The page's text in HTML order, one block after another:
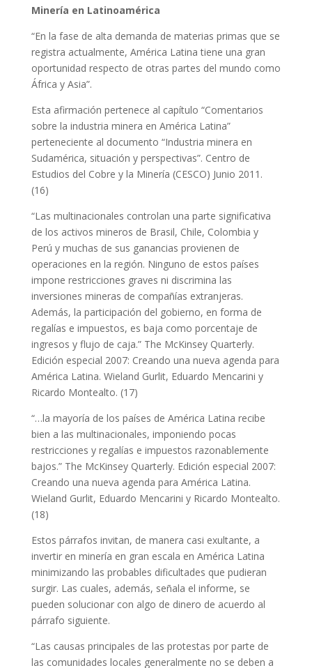
Minería en Latinoamérica
“En la fase de alta demanda de materias primas que se
registra actualmente, América Latina tiene una gran
oportunidad respecto de otras partes del mundo como
África y Asia”.
Esta afirmación pertenece al capítulo “Comentarios
sobre la industria minera en América Latina”
perteneciente al documento “Industria minera en
Sudamérica, situación y perspectivas”. Centro de
Estudios del Cobre y la Minería (CESCO) Junio 2011.
(16)
“Las multinacionales controlan una parte significativa
de los activos mineros de Brasil, Chile, Colombia y
Perú y muchas de sus ganancias provienen de
operaciones en la región. Ninguno de estos países
impone restricciones graves ni discrimina las
inversiones mineras de compañías extranjeras.
Además, la participación del gobierno, en forma de
regalías e impuestos, es baja como porcentaje de
ingresos y flujo de caja.” The McKinsey Quarterly.
Edición especial 2007: Creando una nueva agenda para
América Latina. Wieland Gurlit, Eduardo Mencarini y
Ricardo Montealto. (17)
“…la mayoría de los países de América Latina recibe
bien a las multinacionales, imponiendo pocas
restricciones y regalías e impuestos razonablemente
bajos.” The McKinsey Quarterly. Edición especial 2007:
Creando una nueva agenda para América Latina.
Wieland Gurlit, Eduardo Mencarini y Ricardo Montealto.
(18)
Estos párrafos invitan, de manera casi exultante, a
invertir en minería en gran escala en América Latina
minimizando las probables dificultades que pudieran
surgir. Las cuales, además, señala el informe, se
pueden solucionar con algo de dinero de acuerdo al
párrafo siguiente.
“Las causas principales de las protestas por parte de
las comunidades locales generalmente no se deben a